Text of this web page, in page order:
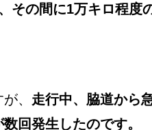
その間に1万キロ程度
、 走行中、脇道から
回発生したのです。